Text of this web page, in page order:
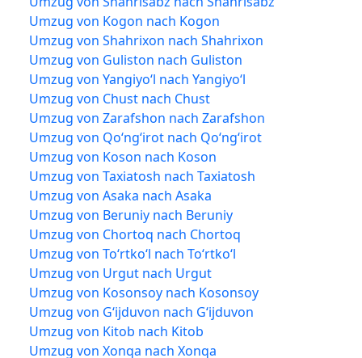
Umzug von Kogon nach Kogon
Umzug von Shahrixon nach Shahrixon
Umzug von Guliston nach Guliston
Umzug von Yangiyoʻl nach Yangiyoʻl
Umzug von Chust nach Chust
Umzug von Zarafshon nach Zarafshon
Umzug von Qoʻngʻirot nach Qoʻngʻirot
Umzug von Koson nach Koson
Umzug von Taxiatosh nach Taxiatosh
Umzug von Asaka nach Asaka
Umzug von Beruniy nach Beruniy
Umzug von Chortoq nach Chortoq
Umzug von Toʻrtkoʻl nach Toʻrtkoʻl
Umzug von Urgut nach Urgut
Umzug von Kosonsoy nach Kosonsoy
Umzug von Gʻijduvon nach Gʻijduvon
Umzug von Kitob nach Kitob
Umzug von Xonqa nach Xonqa